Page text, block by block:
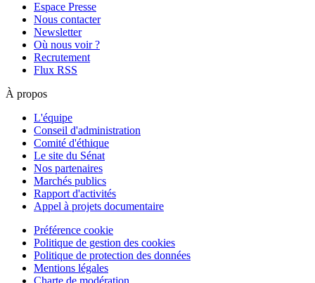
Espace Presse
Nous contacter
Newsletter
Où nous voir ?
Recrutement
Flux RSS
À propos
L'équipe
Conseil d'administration
Comité d'éthique
Le site du Sénat
Nos partenaires
Marchés publics
Rapport d'activités
Appel à projets documentaire
Préférence cookie
Politique de gestion des cookies
Politique de protection des données
Mentions légales